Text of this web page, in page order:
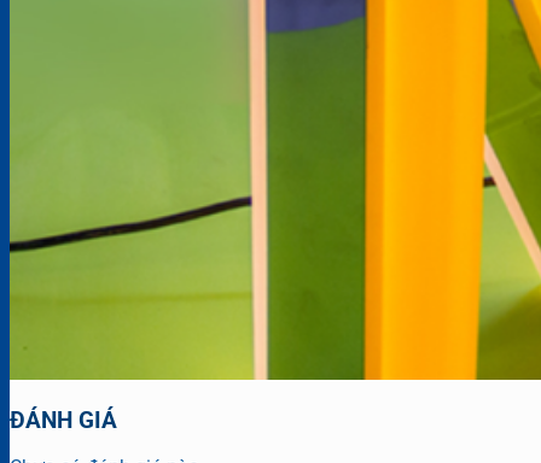
ĐÁNH GIÁ